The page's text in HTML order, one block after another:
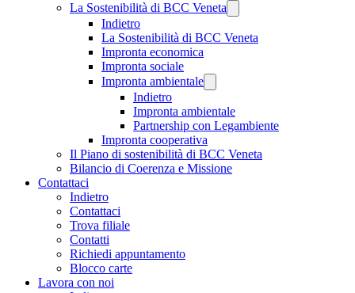
La Sostenibilità di BCC Veneta
Indietro
La Sostenibilità di BCC Veneta
Impronta economica
Impronta sociale
Impronta ambientale
Indietro
Impronta ambientale
Partnership con Legambiente
Impronta cooperativa
Il Piano di sostenibilità di BCC Veneta
Bilancio di Coerenza e Missione
Contattaci
Indietro
Contattaci
Trova filiale
Contatti
Richiedi appuntamento
Blocco carte
Lavora con noi